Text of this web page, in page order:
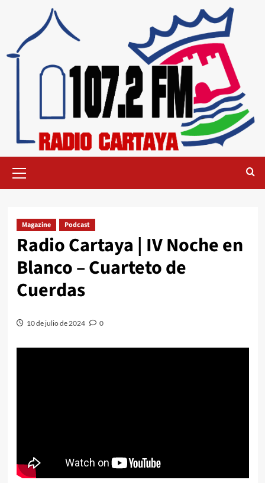
Magazine Podcast
Radio Cartaya | IV Noche en
Blanco – Cuarteto de
Cuerdas
10 de julio de 2024 0